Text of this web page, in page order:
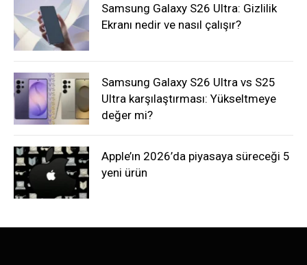
Samsung Galaxy S26 Ultra: Gizlilik
Ekranı nedir ve nasıl çalışır?
Samsung Galaxy S26 Ultra vs S25
Ultra karşılaştırması: Yükseltmeye
değer mi?
Apple’ın 2026’da piyasaya süreceği 5
yeni ürün